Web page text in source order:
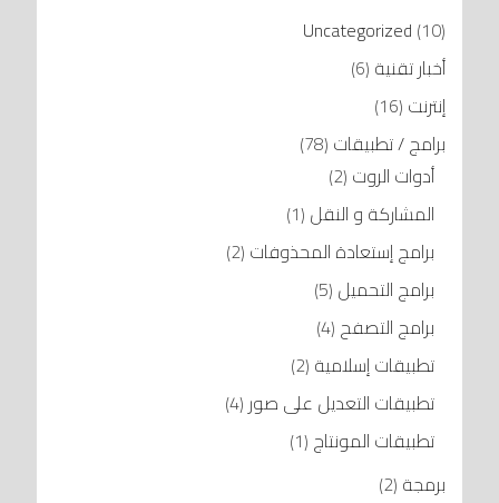
Uncategorized (10)
أخبار تقنية (6)
إنترنت (16)
برامج / تطبيقات (78)
أدوات الروت (2)
المشاركة و النقل (1)
برامج إستعادة المحذوفات (2)
برامج التحميل (5)
برامج التصفح (4)
تطبيقات إسلامية (2)
تطبيقات التعديل على صور (4)
تطبيقات المونتاج (1)
برمجة (2)